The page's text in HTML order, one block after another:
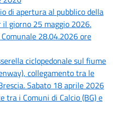
di apertura al pubblico della
giorno 25 maggio 2026.
28.04.2026 ore
ciclopedonale sul fiume
collegamento tra le
Sabato 18 aprile 2026
tra i Comuni di Calcio (BG) e